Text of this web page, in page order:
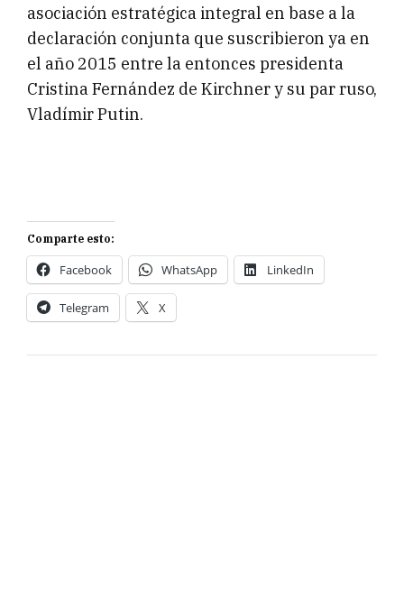
asociación estratégica integral en base a la
declaración conjunta que suscribieron ya en
el año 2015 entre la entonces presidenta
Cristina Fernández de Kirchner y su par ruso,
Vladímir Putin.
Comparte esto:
Facebook WhatsApp LinkedIn
Telegram X